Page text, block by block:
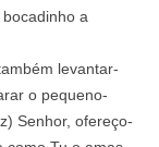
a
levantar-
o pequeno-
Senhor, ofereço-